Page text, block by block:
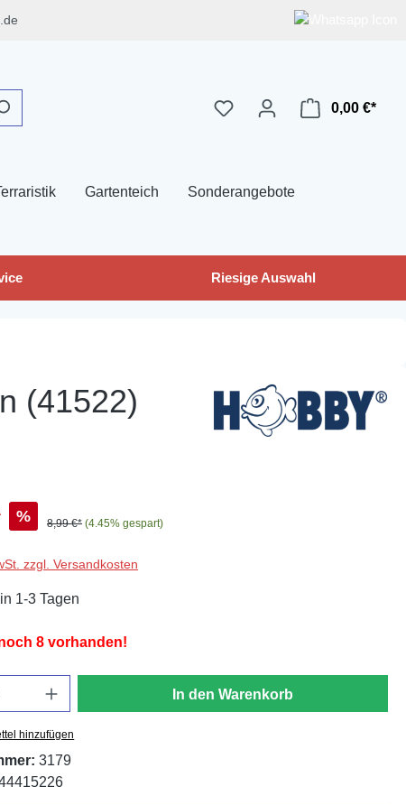
0,00 €*
Gartenteich Sonderangebote
Riesige Auswahl
(41522)
% 8,99 €* (4.45% gespart)
zzgl. Versandkosten
1-3 Tagen
8 vorhanden!
In den Warenkorb
hinzufügen
3179